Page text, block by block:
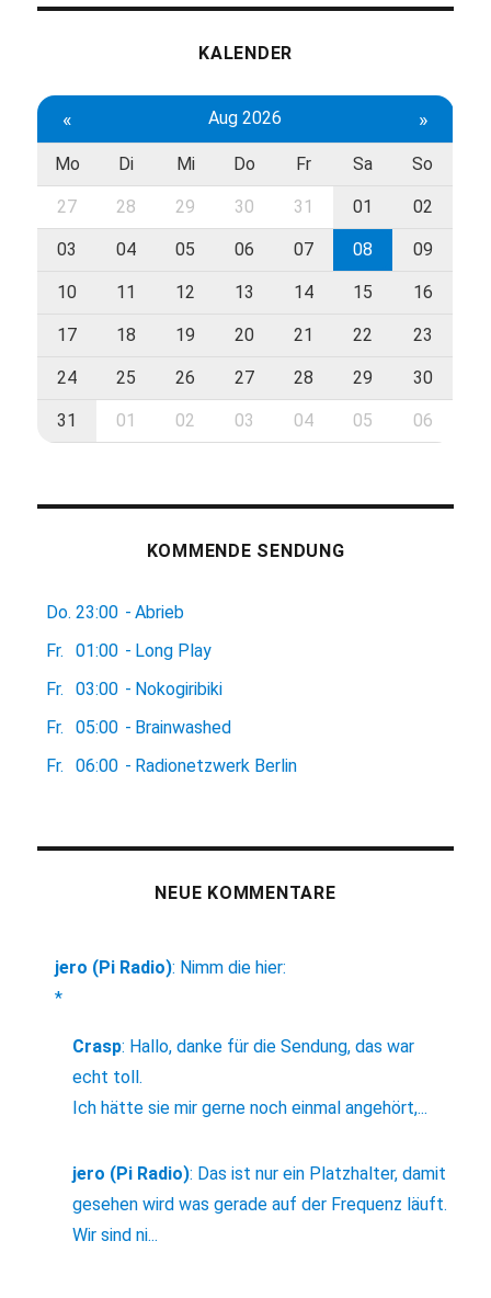
KALENDER
« Aug 2026 »
Mo Di Mi Do Fr Sa So
27 28 29 30 31 01 02
03 04 05 06 07 08 09
10 11 12 13 14 15 16
17 18 19 20 21 22 23
24 25 26 27 28 29 30
31 01 02 03 04 05 06
KOMMENDE SENDUNG
Do. 23:00 - Abrieb
Fr.
01:00 - Long Play
Fr.
03:00 - Nokogiribiki
Fr.
05:00 - Brainwashed
Fr.
06:00 - Radionetzwerk Berlin
NEUE KOMMENTARE
jero (Pi Radio): Nimm die hier:
*
Crasp: Hallo, danke für die Sendung, das war
echt toll.
Ich hätte sie mir gerne noch einmal angehört,...
jero (Pi Radio): Das ist nur ein Platzhalter, damit
gesehen wird was gerade auf der Frequenz läuft.
Wir sind ni...